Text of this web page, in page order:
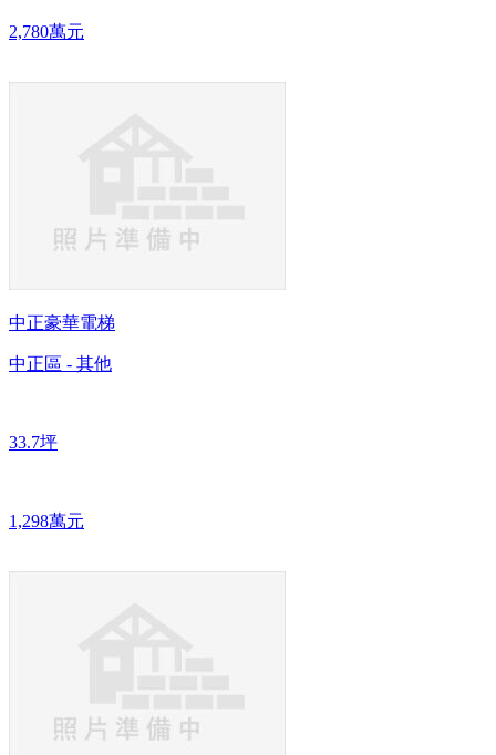
2,780萬元
中正豪華電梯
中正區 - 其他
33.7坪
1,298萬元